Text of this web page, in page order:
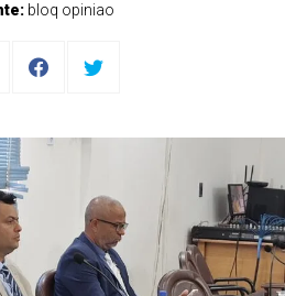
bloq opiniao